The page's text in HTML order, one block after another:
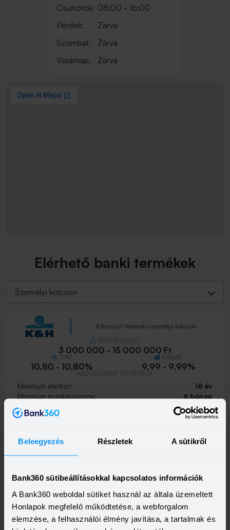
Beleegyezés Részletek A sütikről
Bank360 sütibeállításokkal kapcsolatos információk
A Bank360 weboldal sütiket használ az általa üzemeltett
Honlapok megfelelő működtetése, a webforgalom
elemzése, a felhasználói élmény javítása, a tartalmak és
Csütrötök: 08:00 - 16:00
Péntek:
Zárva
Szombat:
Zárva
Vasárnap:
Zárva
Elérhető banki termékek
Személyi kölcsön
K&amp;H kiemelt személyi kölcsön
3 000 000 - 15 000 000 Ft
10,80 - 10,80% 9,99 - 9,99%
Minimum életkor:
18 év
Minimum munkaviszony:
6 hónap
Minimum jövedelem:
400 000 Ft
K&amp;H személyi kölcsön
HITELÖSSZEG
500 000 - 15 000 000 Ft
THM
21,20 - 21,20%
KAMAT
18,99 - 18,99%